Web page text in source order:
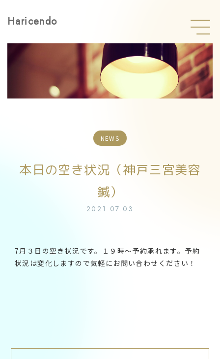
Haricendo
NEWS
本日の空き状況（神戸三宮美容
鍼）
2021.07.03
7月３日の空き状況です。１９時～予約承れます。予約
状況は変化しますので気軽にお問い合わせください！